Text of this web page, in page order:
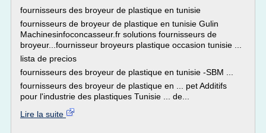
fournisseurs des broyeur de plastique en tunisie
fournisseurs de broyeur de plastique en tunisie Gulin
Machinesinfoconcasseur.fr solutions fournisseurs de
broyeur...fournisseur broyeurs plastique occasion tunisie ...
lista de precios
fournisseurs des broyeur de plastique en tunisie -SBM ...
fournisseurs des broyeur de plastique en ... pet Additifs
pour l'industrie des plastiques Tunisie ... de...
Lire la suite